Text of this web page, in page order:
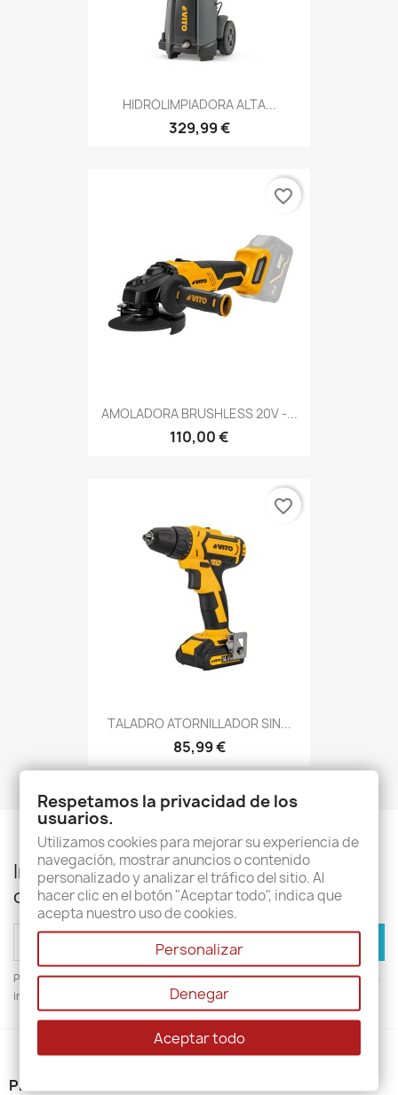
HIDROLIMPIADORA ALTA...
329,99 €
AMOLADORA BRUSHLESS 20V -...
110,00 €
favorite_border
TALADRO ATORNILLADOR SIN...
85,99 €
favorite_border
Infórmese de nuestras últimas noticias y
ofertas especiales
Puede darse de baja en cualquier momento. Para ello, consulte nuestra
información de contacto en el aviso legal.
PRODUCTOS 
Respetamos la privacidad de los
usuarios.
Utilizamos cookies para mejorar su experiencia de
navegación, mostrar anuncios o contenido
personalizado y analizar el tráfico del sitio. Al
hacer clic en el botón "Aceptar todo", indica que
acepta nuestro uso de cookies.
Personalizar
Denegar
Aceptar todo